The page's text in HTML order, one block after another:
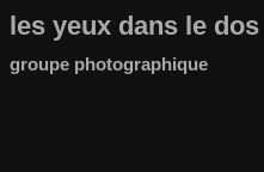
les yeux dans le dos
groupe photographique